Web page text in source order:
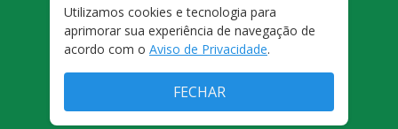
FALE CONOSCO
PRIVACIDADE
TERMOS E CONDIÇÕES DE USO
Utilizamos cookies e tecnologia para
aprimorar sua experiência de navegação de
acordo com o Aviso de Privacidade.
FECHAR